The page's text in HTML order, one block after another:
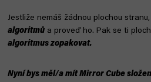
Jestliže nemáš žádnou plochou
algoritmů a proveď ho. Pak se ti
algoritmus zopakovat.
Nyní bys měl/a mít Mirror Cube